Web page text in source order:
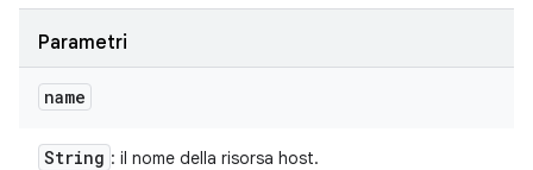
Parametri
name
String : il nome della risorsa host.